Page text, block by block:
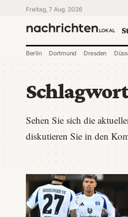
Freitag, 7 Aug. 2026
Berlin Dortmund Dresden
Sehen Sie sich die
diskutieren Sie in den